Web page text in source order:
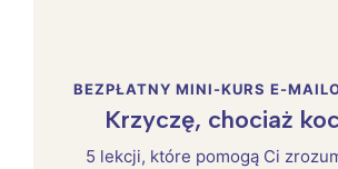
BEZPŁATNY MINI-KURS E-
Krzyczę, chociaż
5 lekcji, które pomogą Ci